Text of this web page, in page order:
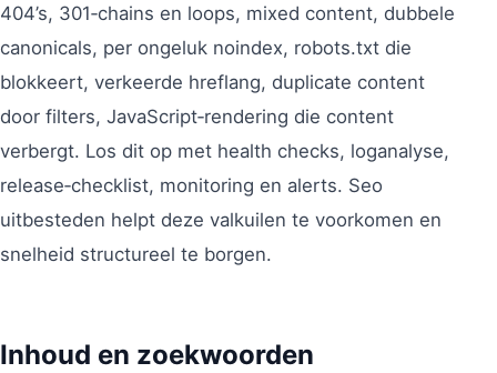
404’s, 301‑chains en loops, mixed content, dubbele
canonicals, per ongeluk noindex, robots.txt die
blokkeert, verkeerde hreflang, duplicate content
door filters, JavaScript‑rendering die content
verbergt. Los dit op met health checks, loganalyse,
release‑checklist, monitoring en alerts. Seo
uitbesteden helpt deze valkuilen te voorkomen en
snelheid structureel te borgen.
Inhoud en zoekwoorden